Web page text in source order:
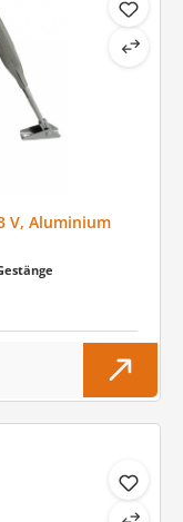
V, Aluminium
Gestänge